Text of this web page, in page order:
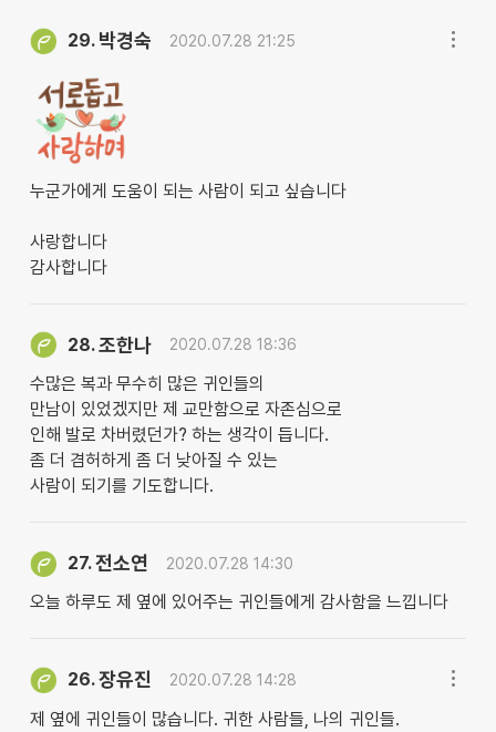
29. 박경숙 2020.07.28 21:25
누군가에게 도움이 되는 사람이 되고 싶습니다
사랑합니다
감사합니다
28.조한나 2020.07.28 18:36
수많은 복과 무수히 많은 귀인들의
만남이 있었겠지만 제 교만함으로 자존심으로
인해 발로 차버렸던가? 하는 생각이 듭니다.
좀 더 겸허하게 좀 더 낮아질 수 있는
사람이 되기를 기도합니다.
27.전소연 2020.07.28 14:30
오늘 하루도 제 옆에 있어주는 귀인들에게 감사함을 느낍니다
26.장유진 2020.07.28 14:28
제 옆에 귀인들이 많습니다. 귀한 사람들, 나의 귀인들.